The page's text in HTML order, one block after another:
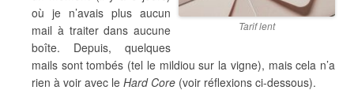
Tarif lent
où je n’avais plus aucun
mail à traiter dans aucune
boîte. Depuis, quelques
mails sont tombés (tel le mildiou sur la vigne), mais cela n’a
rien à voir avec le Hard Core (voir réflexions ci-dessous).